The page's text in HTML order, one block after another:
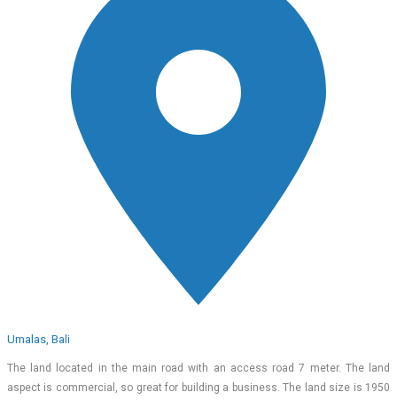
Umalas, Bali
The land located in the main road with an access road 7 meter. The land
aspect is commercial, so great for building a business. The land size is 1950